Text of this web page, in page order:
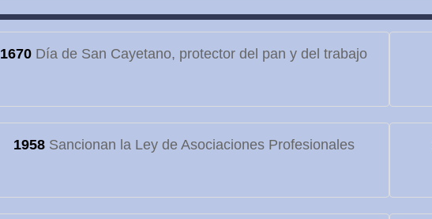
1670 Día de San Cayetano, protector del pan y del trabajo
1958Sancionan la Ley de Asociaciones Profesionales